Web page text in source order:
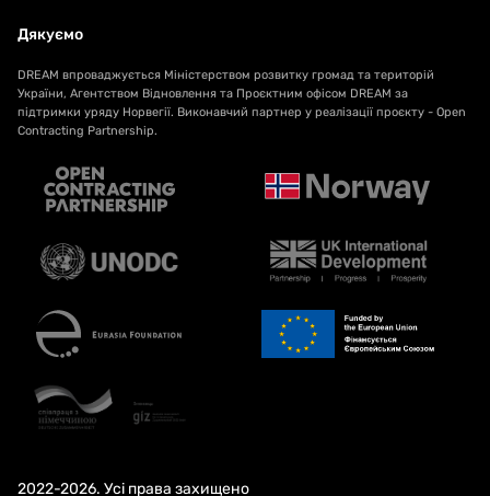
Дякуємо
DREAM впроваджується Міністерством розвитку громад та територій
України, Агентством Відновлення та Проєктним офісом DREAM за
підтримки уряду Норвегії. Виконавчий партнер у реалізації проєкту - Open
Contracting Partnership.
2022-2026. Усі права захищено